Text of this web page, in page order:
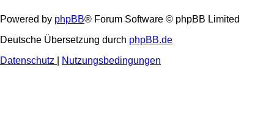
Powered by phpBB® Forum Software © phpBB Limited
Deutsche Übersetzung durch phpBB.de
Datenschutz
Nutzungsbedingungen